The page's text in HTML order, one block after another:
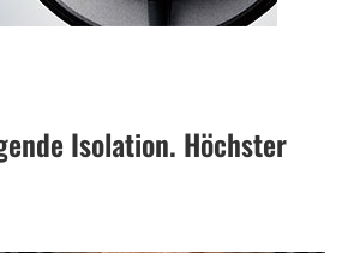
Isolation. Höchster